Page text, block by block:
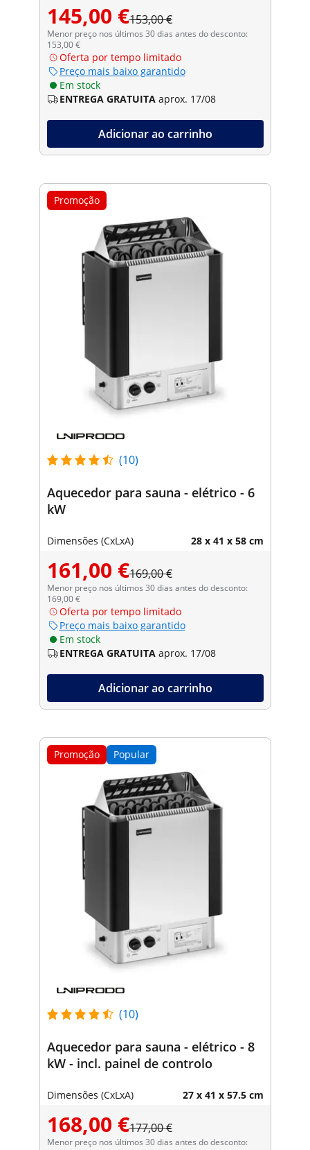
145,00 €153,00 €
Menor preço nos últimos 30 dias antes do desconto:
153,00 €
Oferta por tempo limitado
Preço mais baixo garantido
Em stock
ENTREGA GRATUITA aprox. 17/08
Adicionar ao carrinho
Promoção
(10)
Aquecedor para sauna - elétrico - 6
kW
Dimensões (CxLxA) 28 x 41 x 58 cm
161,00 €169,00 €
Menor preço nos últimos 30 dias antes do desconto:
169,00 €
Oferta por tempo limitado
Preço mais baixo garantido
Em stock
ENTREGA GRATUITA aprox. 17/08
Adicionar ao carrinho
Promoção Popular
(10)
Aquecedor para sauna - elétrico - 8
kW - incl. painel de controlo
Dimensões (CxLxA) 27 x 41 x 57.5 cm
168,00 €177,00 €
Menor preço nos últimos 30 dias antes do desconto: